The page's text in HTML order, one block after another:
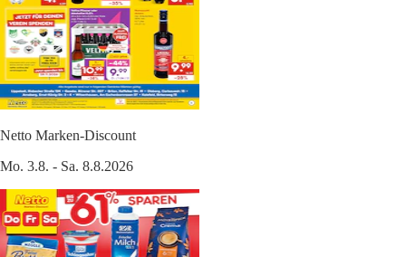
Netto Marken-Discount
Mo. 3.8. - Sa. 8.8.2026